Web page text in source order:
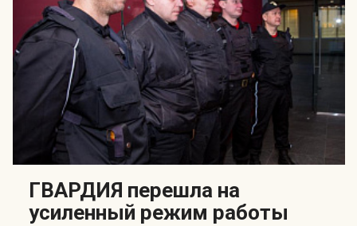
ГВАРДИЯ перешла на
усиленный режим работы